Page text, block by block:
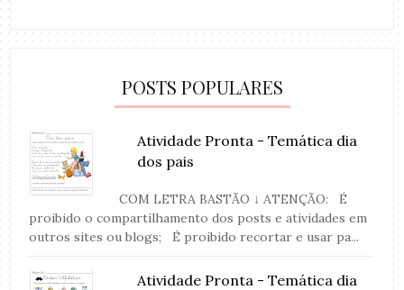
POSTS POPULARES
Atividade Pronta - Temática dia
dos pais
COM LETRA BASTÃO ↓ ATENÇÃO: É
proibido o compartilhamento dos posts e atividades em
outros sites ou blogs; É proibido recortar e usar pa...
Atividade Pronta - Temática dia